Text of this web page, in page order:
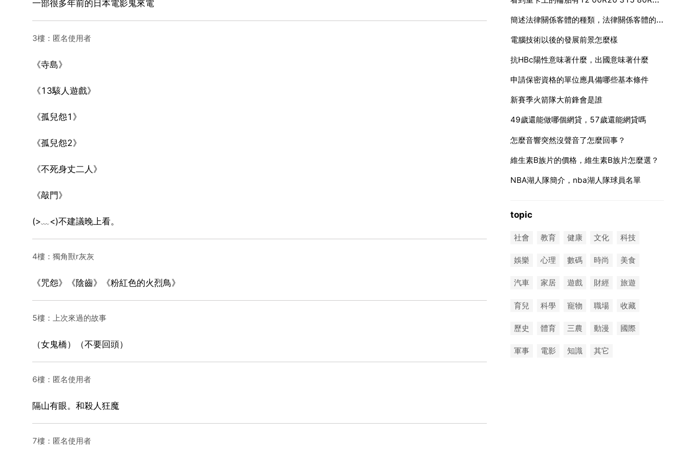
一部很多年前的日本電影鬼來電
3樓：匿名使用者
《寺島》
《13駭人遊戲》
《孤兒怨1》
《孤兒怨2》
《不死身丈二人》
《敲門》
(>﹏<)不建議晚上看。
4樓：獨角獸r灰灰
《咒怨》《陰齒》《粉紅色的火烈鳥》
5樓：上次來過的故事
（女鬼橋）（不要回頭）
6樓：匿名使用者
隔山有眼。和殺人狂魔
7樓：匿名使用者
簡述法律關係客體的種類，法律關係客體的種類有
電腦技術以後的發展前景怎麼樣
抗HBc陽性意味著什麼，出國意味著什麼
申請保密資格的單位應具備哪些基本條件
新賽季火箭隊大前鋒會是誰
49歲還能做哪個網貸，57歲還能網貸嗎
怎麼音響突然沒聲音了怎麼回事？
維生素B族片的價格，維生素B族片怎麼選？
NBA湖人隊簡介，nba湖人隊球員名單
topic
社會 教育 健康 文化 科技
娛樂 心理 數碼 時尚 美食
汽車 家居 遊戲 財經 旅遊
育兒 科學 寵物 職場 收藏
歷史 體育 三農 動漫 國際
軍事 電影 知識 其它